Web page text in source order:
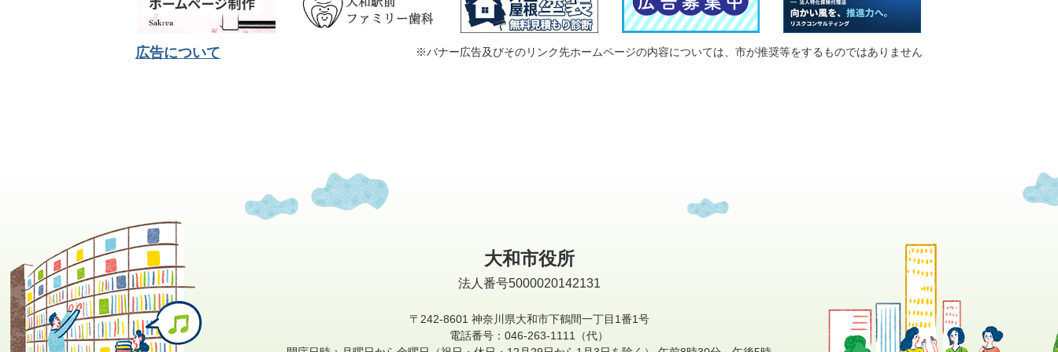
広告について ※バナー広告及びそのリンク先ホームページの内容については、市が推奨等をするものではありません
大和市役所
法人番号5000020142131
〒242-8601 神奈川県大和市下鶴間一丁目1番1号
電話番号：046-263-1111（代）